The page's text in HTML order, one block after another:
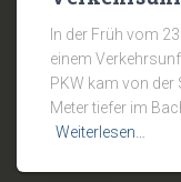
In der Früh vom
einem
PKW kam von der
Meter tiefer im
Weiterlesen…